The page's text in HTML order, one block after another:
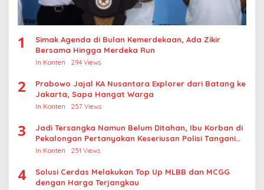
1
Simak Agenda di Bulan Kemerdekaan, Ada Zikir
Bersama Hingga Merdeka Run
In Konten 294 Views
2
Prabowo Jajal KA Nusantara Explorer dari Batang ke
Jakarta, Sapa Hangat Warga
In Konten 257 Views
3
Jadi Tersangka Namun Belum Ditahan, Ibu Korban di
Pekalongan Pertanyakan Keseriusan Polisi Tangani
Kasus Rudapksa Sampai Anaknya Hamil
In Konten 251 Views
4
Solusi Cerdas Melakukan Top Up MLBB dan MCGG
dengan Harga Terjangkau